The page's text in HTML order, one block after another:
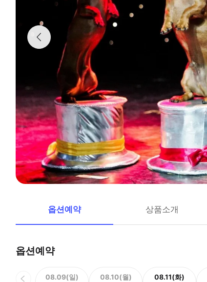
옵션예약 상품소개
옵션예약
08.09(일) 08.10(월) 08.11(화)